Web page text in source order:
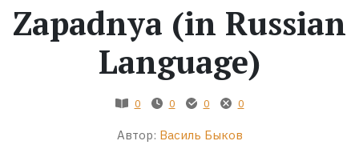
книги
Zapadnya (in Russian
Language)
0 0 0 0
Автор: Василь Быков